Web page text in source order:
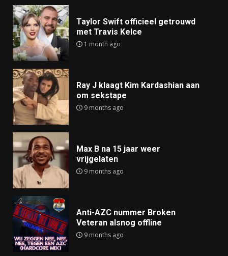
Taylor Swift officieel getrouwd
met Travis Kelce
1 month ago
Ray J klaagt Kim Kardashian aan
om sekstape
9 months ago
Max B na 15 jaar weer
vrijgelaten
9 months ago
Anti-AZC nummer Broken
Veteran alsnog offline
9 months ago